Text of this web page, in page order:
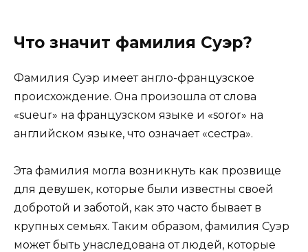
Что значит фамилия Суэр?
Фамилия Суэр имеет англо-французское
происхождение. Она произошла от слова
«sueur» на французском языке и «soror» на
английском языке, что означает «сестра».
Эта фамилия могла возникнуть как прозвище
для девушек, которые были известны своей
добротой и заботой, как это часто бывает в
крупных семьях. Таким образом, фамилия Суэр
может быть унаследована от людей, которые